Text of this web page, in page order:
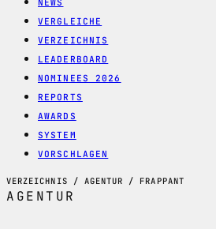
NEWS
VERGLEICHE
VERZEICHNIS
LEADERBOARD
NOMINEES 2026
REPORTS
AWARDS
SYSTEM
VORSCHLAGEN
VERZEICHNIS / AGENTUR / FRAPPANT
AGENTUR